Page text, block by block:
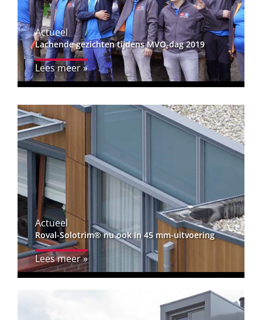
Actueel
Lachende gezichten tijdens MVO-dag 2019
Lees meer »
Actueel
Roval-Solotrim® nu ook in 45 mm-uitvoering
Lees meer »